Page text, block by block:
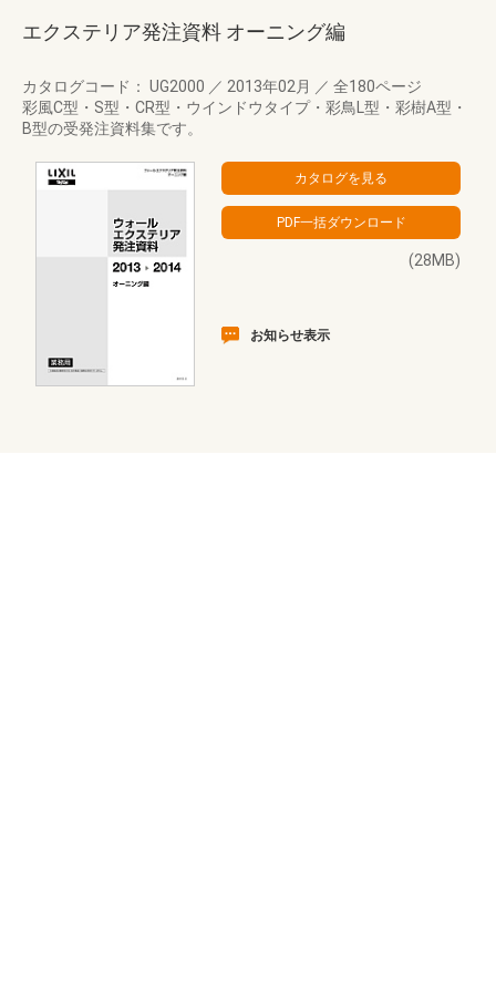
エクステリア発注資料 オーニング編
カタログコード： UG2000 ／ 2013年02月 ／ 全180ページ
彩風C型・S型・CR型・ウインドウタイプ・彩鳥L型・彩樹A型・
B型の受発注資料集です。
(28MB)
お知らせ表示